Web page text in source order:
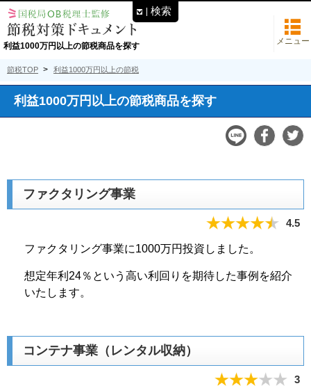
利益1000万円以上の節税商品を探す メニュー
節税TOP 利益1000万円以上の節税
利益1000万円以上の節税商品を探す
ファクタリング事業
4.5
ファクタリング事業に1000万円投資しました。
想定年利24％という高い利回りを期待した事例を紹介
いたします。
コンテナ事業（レンタル収納）
3
検索